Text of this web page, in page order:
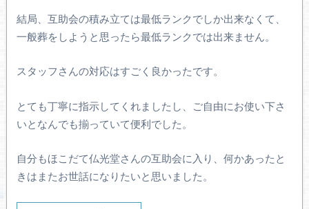
結局、互助会の積み立ては最低ランクでしか出来なくて、
一般葬をしようと思ったら最低ランクでは出来ません。
スタッフさんの対応はすごく良かったです。
とても丁寧に指示してくれましたし、ご自由にお使い下さ
いとなんでも揃っていて便利でした。
自分もほこだて仏光堂さんの互助会に入り、何かあったと
きはまたお世話になりたいと思いました。